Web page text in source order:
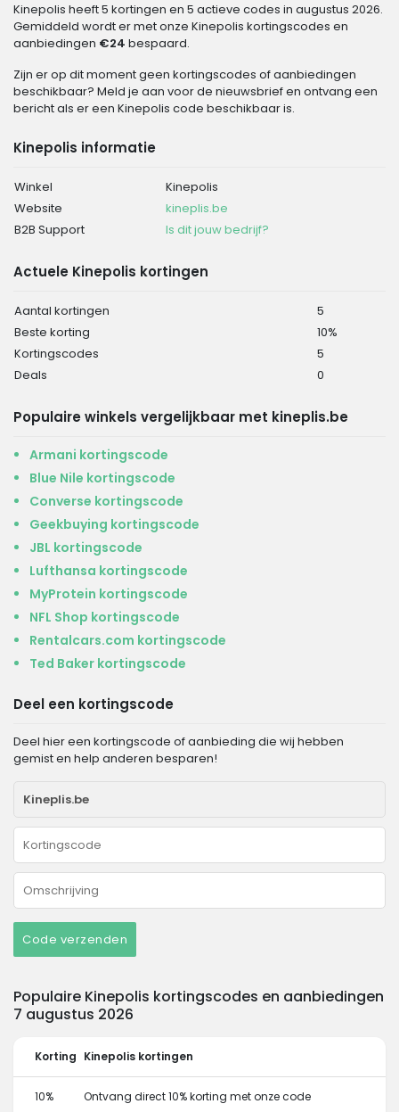
Kinepolis heeft 5 kortingen en 5 actieve codes in augustus 2026.
Gemiddeld wordt er met onze Kinepolis kortingscodes en
aanbiedingen €24 bespaard.
Zijn er op dit moment geen kortingscodes of aanbiedingen
beschikbaar? Meld je aan voor de nieuwsbrief en ontvang een
bericht als er een Kinepolis code beschikbaar is.
Kinepolis informatie
Winkel
Kinepolis
Website
kineplis.be
B2B Support
Is dit jouw bedrijf?
Actuele Kinepolis kortingen
Aantal kortingen
5
Beste korting
10%
Kortingscodes
5
Deals
0
Populaire winkels vergelijkbaar met kineplis.be
Armani kortingscode
Blue Nile kortingscode
Converse kortingscode
Geekbuying kortingscode
JBL kortingscode
Lufthansa kortingscode
MyProtein kortingscode
NFL Shop kortingscode
Rentalcars.com kortingscode
Ted Baker kortingscode
Deel een kortingscode
Deel hier een kortingscode of aanbieding die wij hebben
gemist en help anderen besparen!
Code verzenden
Populaire Kinepolis kortingscodes en aanbiedingen
7 augustus 2026
Korting Kinepolis kortingen
10% Ontvang direct 10% korting met onze code